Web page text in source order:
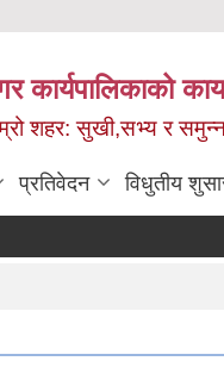
कार्यपालिकाको
शहर: सुखी,सभ्य र
प्रतिवेदन विधुतीय